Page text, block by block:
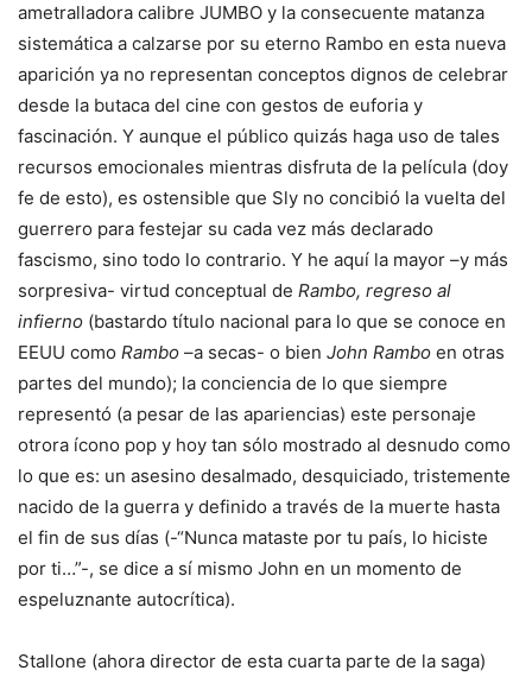
ametralladora calibre JUMBO y la consecuente matanza
sistemática a calzarse por su eterno Rambo en esta nueva
aparición ya no representan conceptos dignos de celebrar
desde la butaca del cine con gestos de euforia y
fascinación. Y aunque el público quizás haga uso de tales
recursos emocionales mientras disfruta de la película (doy
fe de esto), es ostensible que Sly no concibió la vuelta del
guerrero para festejar su cada vez más declarado
fascismo, sino todo lo contrario. Y he aquí la mayor –y más
sorpresiva- virtud conceptual de Rambo, regreso al
infierno (bastardo título nacional para lo que se conoce en
EEUU como Rambo –a secas- o bien John Rambo en otras
partes del mundo); la conciencia de lo que siempre
representó (a pesar de las apariencias) este personaje
otrora ícono pop y hoy tan sólo mostrado al desnudo como
lo que es: un asesino desalmado, desquiciado, tristemente
nacido de la guerra y definido a través de la muerte hasta
el fin de sus días (-“Nunca mataste por tu país, lo hiciste
por ti…”-, se dice a sí mismo John en un momento de
espeluznante autocrítica).
Stallone (ahora director de esta cuarta parte de la saga)